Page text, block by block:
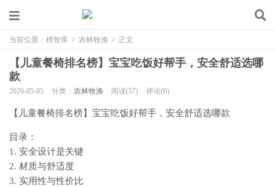
当前位置： 榜智库 > 农林牧渔 > 正文
【儿童餐椅排名榜】宝宝吃饭好帮手，安全舒适选哪
款
2026-05-05 分类： 农林牧渔 阅读(57) 评论(0)
【儿童餐椅排名榜】宝宝吃饭好帮手，安全舒适选哪款
目录：
1. 安全设计是关键
2. 材质与舒适度
3. 实用性与性价比